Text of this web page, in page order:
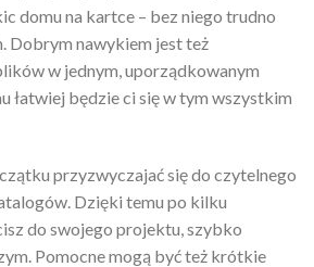
domu na kartce – bez niego trudno
Dobrym nawykiem jest też
w jednym, uporządkowanym
łatwiej będzie ci się w tym wszystkim
przyzwyczajać się do czytelnego
Dzięki temu po kilku
do swojego projektu, szybko
Pomocne mogą być też krótkie